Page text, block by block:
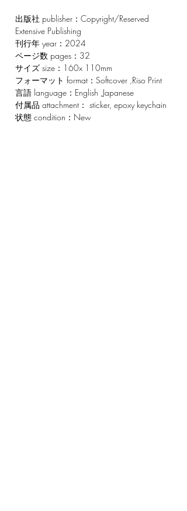
出版社 publisher：Copyright/Reserved
Extensive Publishing
刊行年 year：2024
ページ数 pages：32
サイズ size：160x 110mm
フォーマット format：Softcover ,Riso Print
言語 language：English ,Japanese
付属品 attachment： sticker, epoxy keychain
状態 condition：New